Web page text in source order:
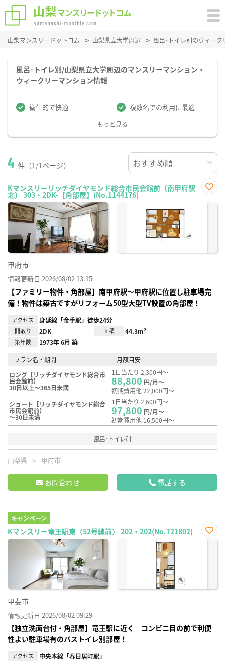
山梨マンスリードットコム 山梨県立大学周辺 風呂･トイレ別のウィー
風呂･トイレ別/山梨県立大学周辺のマンスリーマンション・
ウィークリーマンション情報
衛生的で快適 複数名での利用に最適
もっと見る
4 件（1/1ページ）
Kマンスリーリッチダイヤモンド総合市民会館前（南甲府駅
北） 303・2DK-【角部屋】(No.1144176)
に入
甲府市
情報更新日 2026/08/02 13:15
【ファミリー物件・角部屋】南甲府駅～甲府駅に位置し駐車場完
備！物件は築古ですがリフォーム50型大型TV設置の角部屋！
アクセス 身延線「金手駅」徒歩24分
間取り 2DK 面積 44.3m²
築年数 1973年 6月 築
プラン名・期間
月額目安
ロング【リッチダイヤモンド総合市
民会館前】
30日以上～365日未満
1日当たり 2,300円～
88,800 円/月～
初期費用他 22,000円～
ショート【リッチダイヤモンド総合
市民会館前】
～30日未満
1日当たり 2,600円～
97,800 円/月～
初期費用他 16,500円～
風呂･トイレ別
山梨県 甲府市
お問合わせ 電話する
キャンペーン
Kマンスリー竜王駅東（52号線前） 202・202(No.721802)
お気
甲斐市
情報更新日 2026/08/02 09:29
【独立洗面台付・角部屋】竜王駅に近く コンビニ目の前で利便
性よい駐車場有のバストイレ別部屋！
アクセス 中央本線「春日居町駅」